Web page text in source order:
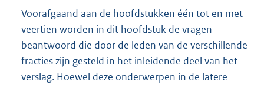
Voorafgaand aan de hoofdstukken één tot en met
veertien worden in dit hoofdstuk de vragen
beantwoord die door de leden van de verschillende
fracties zijn gesteld in het inleidende deel van het
verslag. Hoewel deze onderwerpen in de latere